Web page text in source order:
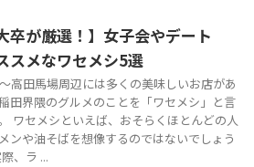
卒が厳選！】女子会やデート
スメなワセメシ5選
高田馬場周辺には多くの美味しいお店があ
田界隈のグルメのことを「ワセメシ」と言
ワセメシといえば、おそらくほとんどの人
ンや油そばを想像するのではないでしょう
、ラ ...